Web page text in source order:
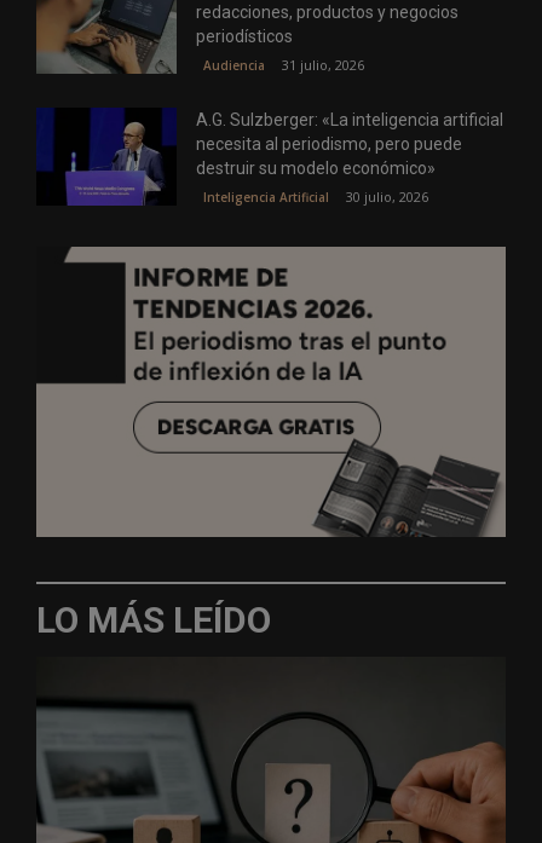
redacciones, productos y negocios
periodísticos
Audiencia 31 julio, 2026
A.G. Sulzberger: «La inteligencia artificial
necesita al periodismo, pero puede
destruir su modelo económico»
Inteligencia Artificial 30 julio, 2026
LO MÁS LEÍDO